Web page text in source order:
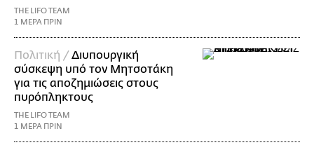
THE LIFO TEAM
1 ΜΕΡΑ ΠΡΙΝ
Πολιτική /Διυπουργική
σύσκεψη υπό τον Μητσοτάκη
για τις αποζημιώσεις στους
πυρόπληκτους
THE LIFO TEAM
1 ΜΕΡΑ ΠΡΙΝ